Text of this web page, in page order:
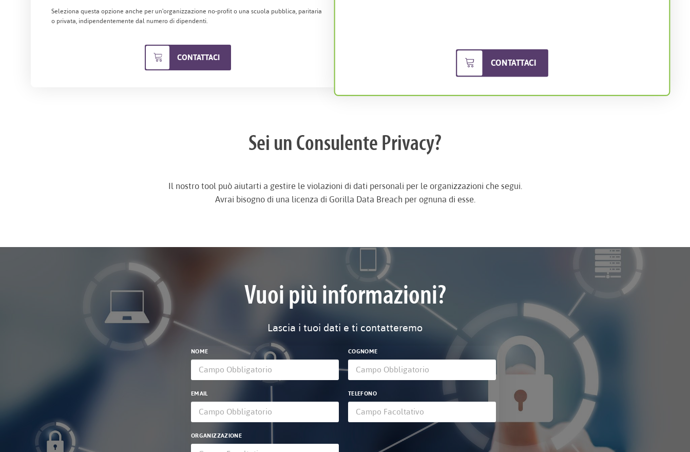
Seleziona questa opzione anche per un'organizzazione no-profit o una scuola pubblica, paritaria
o privata, indipendentemente dal numero di dipendenti.
CONTATTACI CONTATTACI
Sei un Consulente Privacy?
Il nostro tool può aiutarti a gestire le violazioni di dati personali per le organizzazioni che segui.
Avrai bisogno di una licenza di Gorilla Data Breach per ognuna di esse.
Vuoi più informazioni?
Lascia i tuoi dati e ti contatteremo
NOME COGNOME
EMAIL TELEFONO
ORGANIZZAZIONE